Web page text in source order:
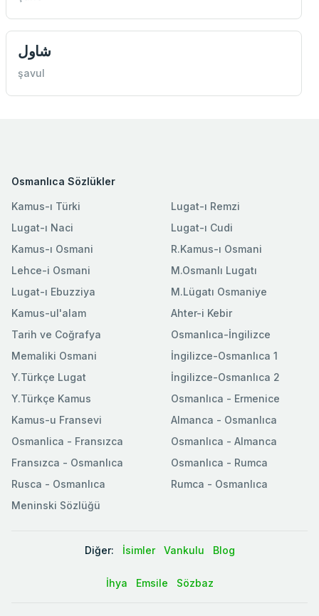
شاول
şavul
Osmanlıca Sözlükler
Kamus-ı Türki
Lugat-ı Naci
Kamus-ı Osmani
Lehce-i Osmani
Lugat-ı Ebuzziya
Lugat-ı Remzi
Lugat-ı Cudi
R.Kamus-ı Osmani
M.Osmanlı Lugatı
M.Lügatı Osmaniye
Kamus-ul'alam
Tarih ve Coğrafya
Memaliki Osmani
Y.Türkçe Lugat
Y.Türkçe Kamus
Ahter-i Kebir
Osmanlıca-İngilizce
İngilizce-Osmanlıca 1
İngilizce-Osmanlıca 2
Osmanlıca - Ermenice
Kamus-u Fransevi
Osmanlica - Fransızca
Fransızca - Osmanlıca
Rusca - Osmanlıca
Meninski Sözlüğü
Almanca - Osmanlıca
Osmanlıca - Almanca
Osmanlıca - Rumca
Rumca - Osmanlıca
Diğer: İsimler Vankulu Blog
İhya Emsile Sözbaz